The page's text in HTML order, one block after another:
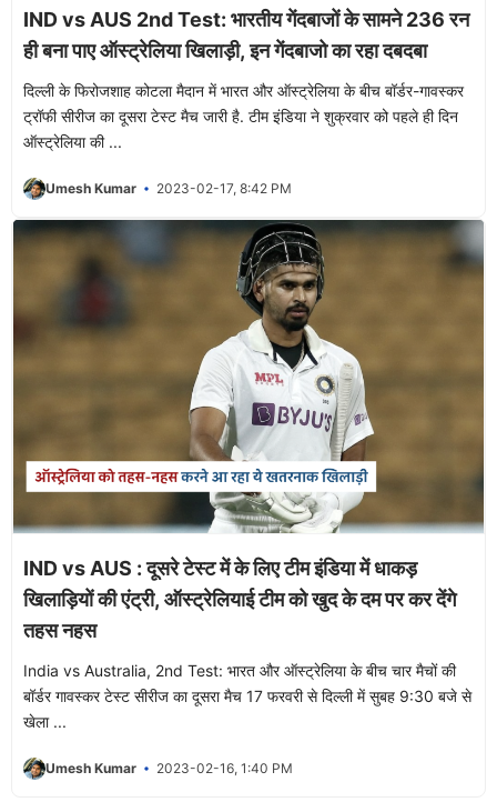
IND vs AUS 2nd Test: भारतीय गेंदबाजों के सामने 236 रन
ही बना पाए ऑस्ट्रेलिया खिलाड़ी, इन गेंदबाजो का रहा दबदबा
दिल्ली के फिरोजशाह कोटला मैदान में भारत और ऑस्ट्रेलिया के बीच बॉर्डर-गावस्कर
ट्रॉफी सीरीज का दूसरा टेस्ट मैच जारी है. टीम इंडिया ने शुक्रवार को पहले ही दिन
ऑस्ट्रेलिया की ...
Umesh Kumar 2023-02-17, 8:42 PM
IND vs AUS : दूसरे टेस्ट में के लिए टीम इंडिया में धाकड़
खिलाड़ियों की एंट्री, ऑस्ट्रेलियाई टीम को खुद के दम पर कर देंगे
तहस नहस
India vs Australia, 2nd Test: भारत और ऑस्ट्रेलिया के बीच चार मैचों की
बॉर्डर गावस्कर टेस्ट सीरीज का दूसरा मैच 17 फरवरी से दिल्ली में सुबह 9:30 बजे से
खेला ...
Umesh Kumar 2023-02-16, 1:40 PM